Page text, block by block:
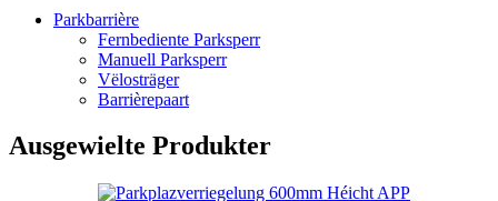
Parkbarrière
Fernbediente Parksperr
Manuell Parksperr
Vëlosträger
Barrièrepaart
Ausgewielte Produkter